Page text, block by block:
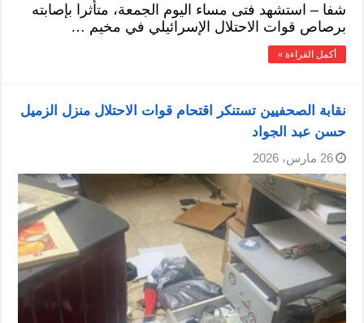
شفا – استشهد فتى مساء اليوم الجمعة، متأثرا بإصابته
برصاص قوات الاحتلال الإسرائيلي في مخيم …
أكمل القراءة »
نقابة الصحفيين تستنكر اقتحام قوات الاحتلال منزل الزميل
حسن عبد الجواد
26 مارس، 2026